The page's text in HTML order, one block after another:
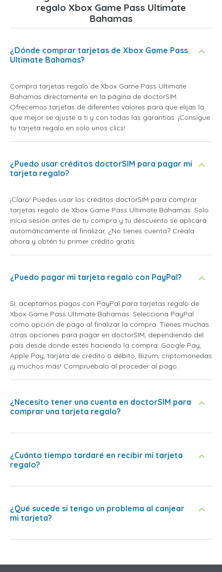
regalo Xbox Game Pass Ultimate
Bahamas
¿Dónde comprar tarjetas de Xbox Game Pass
Ultimate Bahamas?
Compra tarjetas regalo de Xbox Game Pass Ultimate
Bahamas directamente en la página de doctorSIM.
Ofrecemos tarjetas de diferentes valores para que elijas la
que mejor se ajuste a ti y con todas las garantías. ¡Consigue
tu tarjeta regalo en solo unos clics!
¿Puedo usar créditos doctorSIM para pagar mi
tarjeta regalo?
¡Claro! Puedes usar los créditos doctorSIM para comprar
tarjetas regalo de Xbox Game Pass Ultimate Bahamas. Solo
inicia sesión antes de tu compra y tu descuento se aplicará
automáticamente al finalizar. ¿No tienes cuenta? Créala
ahora y obtén tu primer crédito gratis.
¿Puedo pagar mi tarjeta regalo con PayPal?
Sí, aceptamos pagos con PayPal para tarjetas regalo de
Xbox Game Pass Ultimate Bahamas. Selecciona PayPal
como opción de pago al finalizar la compra. Tienes muchas
otras opciones para pagar en doctorSIM, dependiendo del
país desde donde estés haciendo la compra: Google Pay,
Apple Pay, tarjeta de crédito o débito, Bizum, criptomonedas
¡y muchos más! Compruébalo al proceder al pago.
¿Necesito tener una cuenta en doctorSIM para
comprar una tarjeta regalo?
¿Cuánto tiempo tardaré en recibir mi tarjeta
regalo?
¿Qué sucede si tengo un problema al canjear
mi tarjeta?